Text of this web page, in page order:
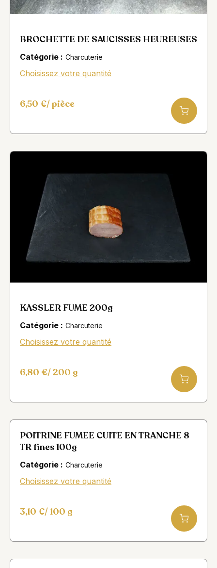
BROCHETTE DE SAUCISSES HEUREUSES
Catégorie : Charcuterie
Choisissez votre quantité
6,50 €/ pièce
KASSLER FUME 200g
Catégorie : Charcuterie
Choisissez votre quantité
6,80 €/ 200 g
POITRINE FUMEE CUITE EN TRANCHE 8
TR fines 100g
Catégorie : Charcuterie
Choisissez votre quantité
3,10 €/ 100 g